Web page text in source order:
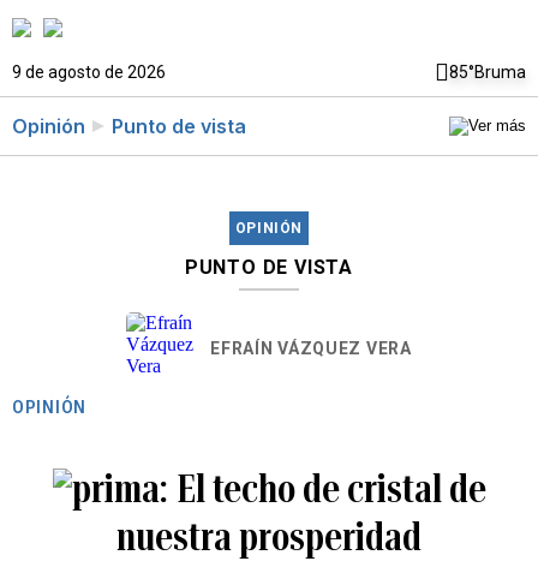
9 de agosto de 2026 85°Bruma
Opinión Punto de vista
OPINIÓN
PUNTO DE VISTA
EFRAÍN VÁZQUEZ VERA
OPINIÓN
El techo de cristal de
nuestra prosperidad